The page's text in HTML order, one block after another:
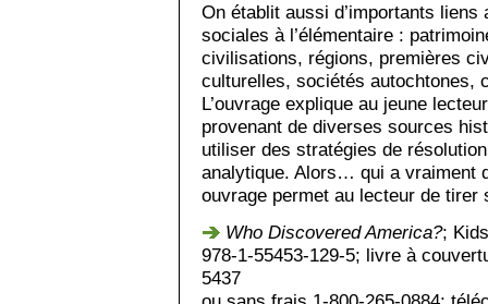
On établit aussi d’importants
sociales à l’élémentaire :
civilisations, régions, premières
culturelles, sociétés autochtones,
L’ouvrage explique au jeune
provenant de diverses sources
utiliser des stratégies de
analytique. Alors… qui a vraiment
ouvrage permet au lecteur de
Who Discovered America?;
978-1-55453-129-5; livre à
5437